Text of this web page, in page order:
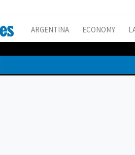
ARGENTINA ECONOMY